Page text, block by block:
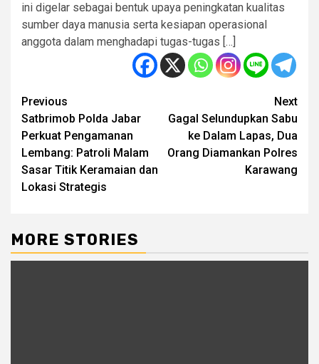
ini digelar sebagai bentuk upaya peningkatan kualitas
sumber daya manusia serta kesiapan operasional
anggota dalam menghadapi tugas-tugas […]
Post
navigation
Previous
Satbrimob Polda Jabar
Perkuat Pengamanan
Lembang: Patroli Malam
Sasar Titik Keramaian dan
Lokasi Strategis
Next
Gagal Selundupkan Sabu
ke Dalam Lapas, Dua
Orang Diamankan Polres
Karawang
MORE STORIES